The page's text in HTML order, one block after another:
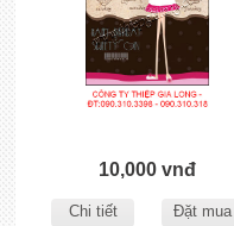
10,000 vnđ
Chi tiết Đặt mua